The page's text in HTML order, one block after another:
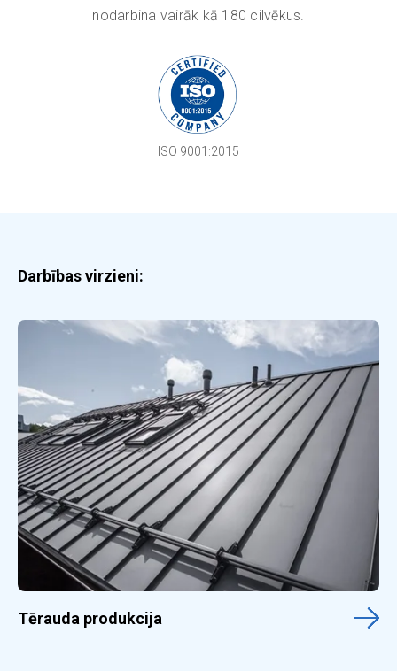
nodarbina vairāk kā 180 cilvēkus.
ISO 9001:2015
Darbības virzieni:
Tērauda produkcija